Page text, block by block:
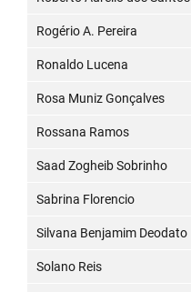
Rogério A. Pereira
Ronaldo Lucena
Rosa Muniz Gonçalves
Rossana Ramos
Saad Zogheib Sobrinho
Sabrina Florencio
Silvana Benjamim Deodato
Solano Reis